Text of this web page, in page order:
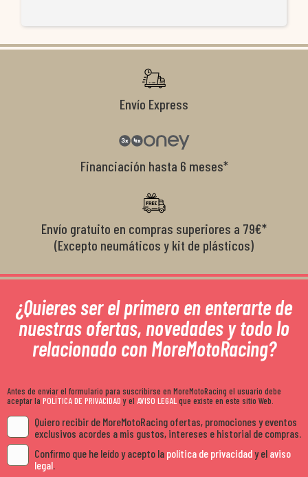
Envío Express
Financiación hasta 6 meses*
Envío gratuito en compras superiores a 79€*
(Excepto neumáticos y kit de plásticos)
¿Quieres ser el primero en enterarte de
nuestras ofertas, novedades y todo lo
relacionado con MoreMotoRacing?
Antes de enviar el formulario para suscribirse en MoreMotoRacing el usuario debe
aceptar la POLÍTICA DE PRIVACIDADy el AVISO LEGALque existe en este sitio Web.
Quiero recibir de MoreMotoRacing ofertas, promociones y eventos
exclusivos acordes a mis gustos, intereses e historial de compras.
Confirmo que he leído y acepto la política de privacidady el aviso
legal.